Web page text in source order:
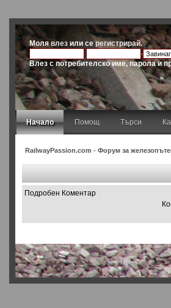
Молявлез или серегистрирай.
Влез с потребителско име, парола и
Начало Помощ Търси
RailwayPassion.com - Форум за
Подробен Коментар